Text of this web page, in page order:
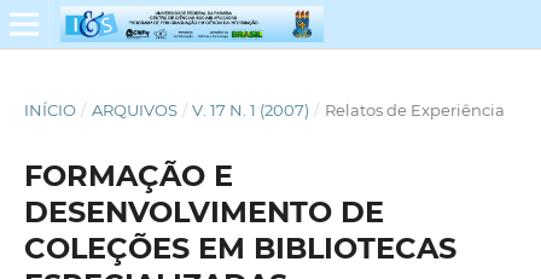
INÍCIO / ARQUIVOS / V. 17 N. 1 (2007) / Relatos de Experiência
FORMAÇÃO E
DESENVOLVIMENTO DE
COLEÇÕES EM BIBLIOTECAS